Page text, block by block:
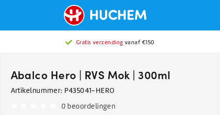
Gratis verzending vanaf €150
Abalco Hero | RVS Mok | 300ml
Artikelnummer: P435041-HERO
0 beoordelingen